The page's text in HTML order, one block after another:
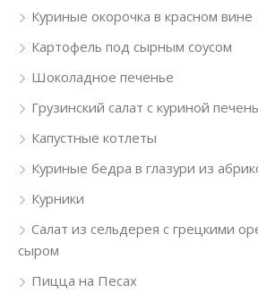
Куриные окорочка в красном вине
Картофель под сырным соусом
Шоколадное печенье
Грузинский салат с куриной
Капустные котлеты
Куриные бедра в глазури из
Курники
Салат из сельдерея с грецкими
сыром
Пицца на Песах